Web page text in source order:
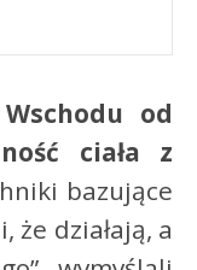
od
ciała z
bazujące
że działają, a